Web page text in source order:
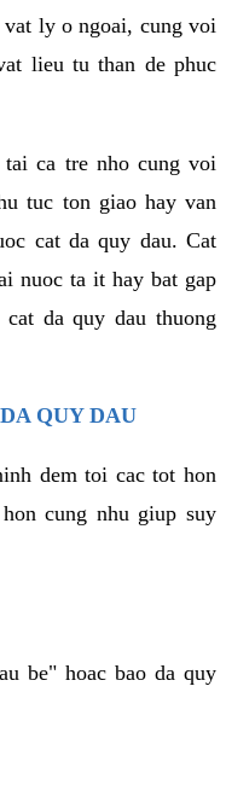
vat ly o ngoai, cung voi
lieu tu than de phuc
ca tre nho cung voi
tuc ton giao hay van
cat da quy dau. Cat
nuoc ta it hay bat gap
da quy dau thuong
QUY DAU
dem toi cac tot hon
cung nhu giup suy
be" hoac bao da quy